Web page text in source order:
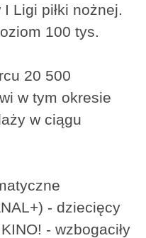
Ligi piłki nożnej.
100 tys.
20 500
w tym okresie
w ciągu
- dziecięcy
- wzbogaciły